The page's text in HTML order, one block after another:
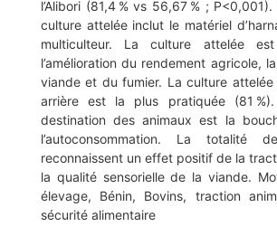
l’Alibori (81,4 % vs 56,67 % ;
culture attelée inclut le matériel
multiculteur. La culture attelée
l’amélioration du rendement agricole,
viande et du fumier. La culture
arrière est la plus pratiquée (81
destination des animaux est la
l’autoconsommation. La totalité
reconnaissent un effet positif de la
la qualité sensorielle de la viande.
élevage, Bénin, Bovins, traction
sécurité alimentaire